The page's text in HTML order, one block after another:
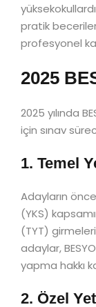
pratik
profesyonel
2025
2025 yılında
için sınav
1. Temel
Adayların
(YKS)
(TYT)
adaylar,
yapma hakkı
2. Özel